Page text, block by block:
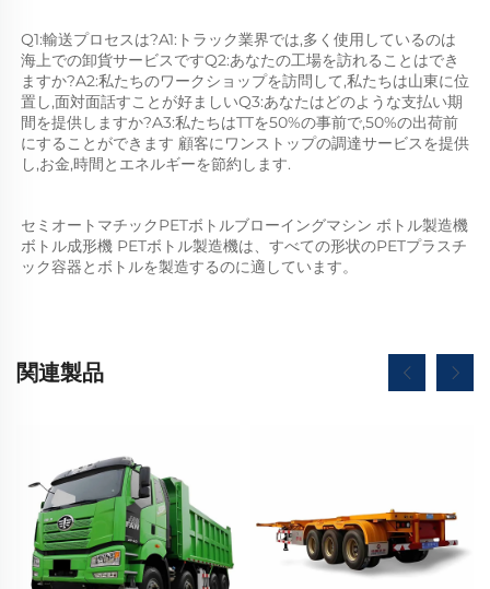
Q1:輸送プロセスは?A1:トラック業界では,多く使用しているのは
海上での卸貨サービスですQ2:あなたの工場を訪れることはでき
ますか?A2:私たちのワークショップを訪問して,私たちは山東に位
置し,面対面話すことが好ましいQ3:あなたはどのような支払い期
間を提供しますか?A3:私たちはTTを50%の事前で,50%の出荷前
にすることができます 顧客にワンストップの調達サービスを提供
し,お金,時間とエネルギーを節約します.
セミオートマチックPETボトルブローイングマシン ボトル製造機
ボトル成形機 PETボトル製造機は、すべての形状のPETプラスチ
ック容器とボトルを製造するのに適しています。
関連製品